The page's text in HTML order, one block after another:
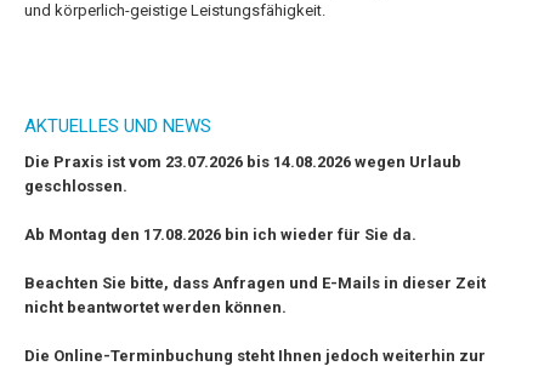
und körperlich-geistige Leistungsfähigkeit.
AKTUELLES UND NEWS
Die Praxis ist vom 23.07.2026 bis 14.08.2026 wegen Urlaub
geschlossen.
Ab Montag den 17.08.2026 bin ich wieder für Sie da.
Beachten Sie bitte, dass Anfragen und E-Mails in dieser Zeit
nicht beantwortet werden können.
Die Online-Terminbuchung steht Ihnen jedoch weiterhin zur